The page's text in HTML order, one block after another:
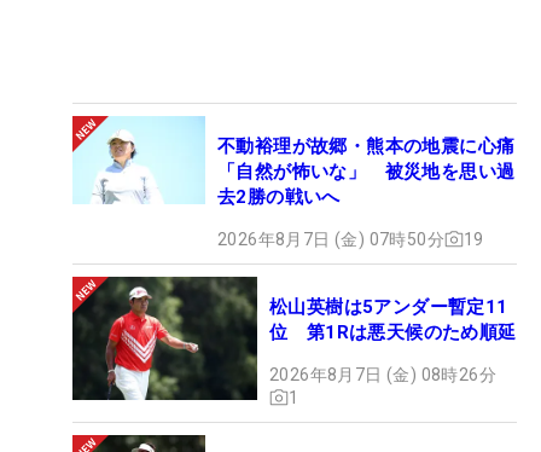
不動裕理が故郷・熊本の地震に心痛
「自然が怖いな」 被災地を思い過
去2勝の戦いへ
2026年8月7日 (金) 07時50分 19
松山英樹は5アンダー暫定11
位 第1Rは悪天候のため順延
2026年8月7日 (金) 08時26分
1